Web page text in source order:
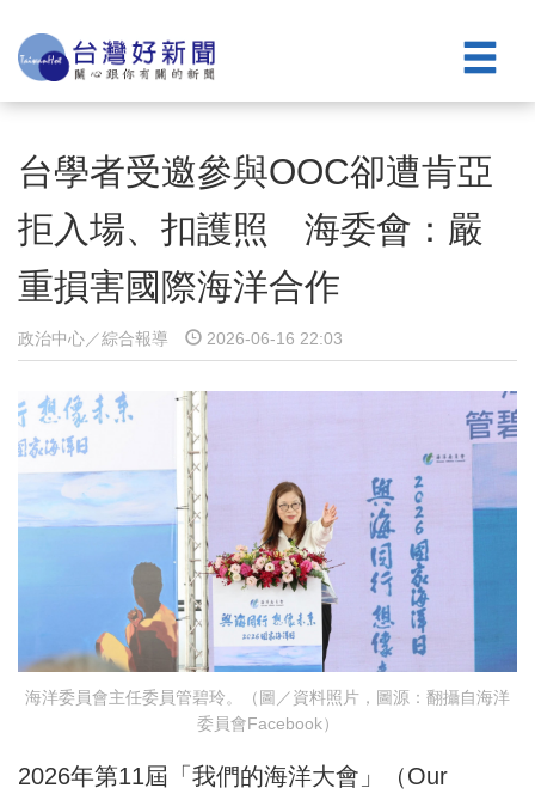
台學者受邀參與OOC卻遭肯亞
拒入場、扣護照 海委會：嚴
重損害國際海洋合作
政治中心／綜合報導 2026-06-16 22:03
海洋委員會主任委員管碧玲。（圖／資料照片，圖源：翻攝自海洋
委員會 Facebook）
2026年第11屆「我們的海洋大會」（Our